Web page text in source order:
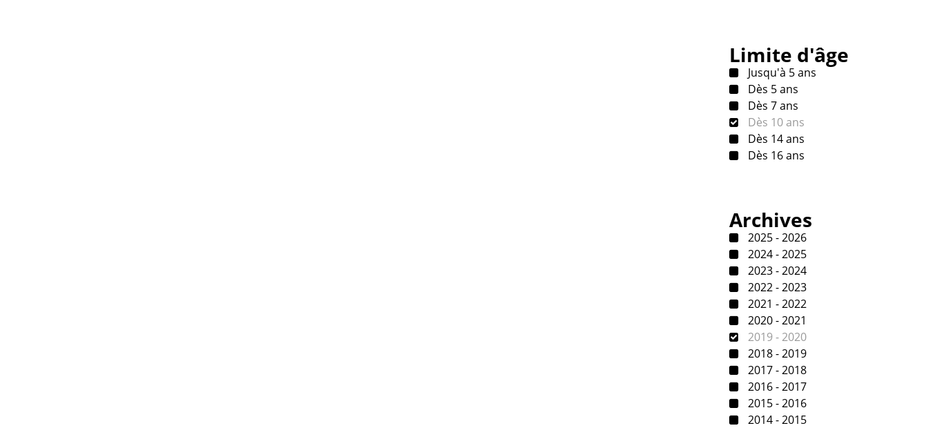
Limite d'âge
Jusqu'à 5 ans
Dès 5 ans
Dès 7 ans
Dès 10 ans
Dès 14 ans
Dès 16 ans
Archives
2025 - 2026
2024 - 2025
2023 - 2024
2022 - 2023
2021 - 2022
2020 - 2021
2019 - 2020
2018 - 2019
2017 - 2018
2016 - 2017
2015 - 2016
2014 - 2015